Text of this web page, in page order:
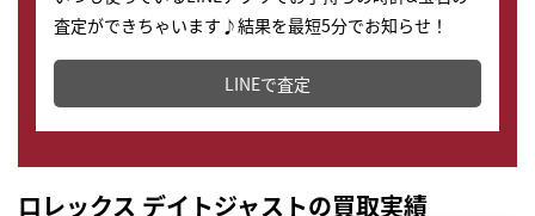
査定ができちゃいます♪結果を最短5分でお知らせ！
どこからでもすぐに査定金額を知ることが出来ます。
LINEで査定
ロレックス デイトジャストの買取実績